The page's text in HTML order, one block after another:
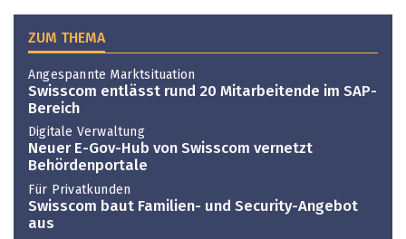
ZUM THEMA
Angespannte Marktsituation
Swisscom entlässt rund 20 Mitarbeitende im SAP-
Bereich
Digitale Verwaltung
Neuer E-Gov-Hub von Swisscom vernetzt
Behördenportale
Für Privatkunden
Swisscom baut Familien- und Security-Angebot
aus